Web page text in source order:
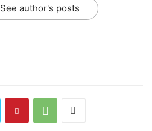
See author's posts